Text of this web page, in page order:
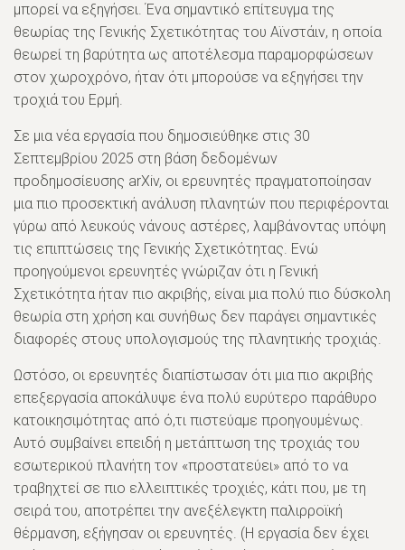
μπορεί να εξηγήσει. Ένα σημαντικό επίτευγμα της
θεωρίας της Γενικής Σχετικότητας του Αϊνστάιν, η οποία
θεωρεί τη βαρύτητα ως αποτέλεσμα παραμορφώσεων
στον χωροχρόνο, ήταν ότι μπορούσε να εξηγήσει την
τροχιά του Ερμή.
Σε μια νέα εργασία που δημοσιεύθηκε στις 30
Σεπτεμβρίου 2025 στη βάση δεδομένων
προδημοσίευσης arXiv, οι ερευνητές πραγματοποίησαν
μια πιο προσεκτική ανάλυση πλανητών που περιφέρονται
γύρω από λευκούς νάνους αστέρες, λαμβάνοντας υπόψη
τις επιπτώσεις της Γενικής Σχετικότητας. Ενώ
προηγούμενοι ερευνητές γνώριζαν ότι η Γενική
Σχετικότητα ήταν πιο ακριβής, είναι μια πολύ πιο δύσκολη
θεωρία στη χρήση και συνήθως δεν παράγει σημαντικές
διαφορές στους υπολογισμούς της πλανητικής τροχιάς.
Ωστόσο, οι ερευνητές διαπίστωσαν ότι μια πιο ακριβής
επεξεργασία αποκάλυψε ένα πολύ ευρύτερο παράθυρο
κατοικησιμότητας από ό,τι πιστεύαμε προηγουμένως.
Αυτό συμβαίνει επειδή η μετάπτωση της τροχιάς του
εσωτερικού πλανήτη τον «προστατεύει» από το να
τραβηχτεί σε πιο ελλειπτικές τροχιές, κάτι που, με τη
σειρά του, αποτρέπει την ανεξέλεγκτη παλιρροϊκή
θέρμανση, εξήγησαν οι ερευνητές. (Η εργασία δεν έχει